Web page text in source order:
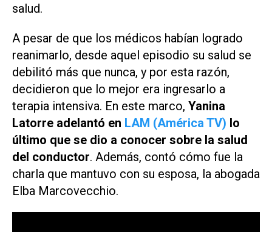
salud.
A pesar de que los médicos habían logrado
reanimarlo, desde aquel episodio su salud se
debilitó más que nunca, y por esta razón,
decidieron que lo mejor era ingresarlo a
terapia intensiva. En este marco, Yanina
Latorre adelantó en LAM (América TV) lo
último que se dio a conocer sobre la salud
del conductor. Además, contó cómo fue la
charla que mantuvo con su esposa, la abogada
Elba Marcovecchio.